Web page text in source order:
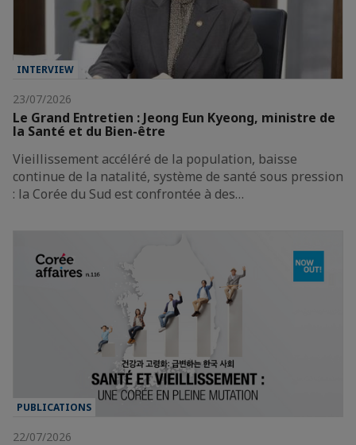
INTERVIEW
23/07/2026
Le Grand Entretien : Jeong Eun Kyeong, ministre de
la Santé et du Bien-être
Vieillissement accéléré de la population, baisse
continue de la natalité, système de santé sous pression
: la Corée du Sud est confrontée à des…
PUBLICATIONS
22/07/2026